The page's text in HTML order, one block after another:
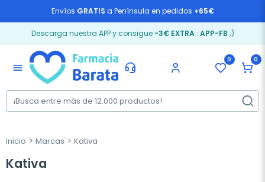
Envíos GRATIS a Península en pedidos +65€
Descarga nuestra APP y consigue -3€ EXTRA: APP-FB ;)
menu
0 0
Inicio Marcas Kativa
Kativa